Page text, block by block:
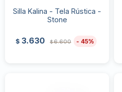
Silla Kalina - Tela Rústica -
Stone
$ 3.630 $6.600 45